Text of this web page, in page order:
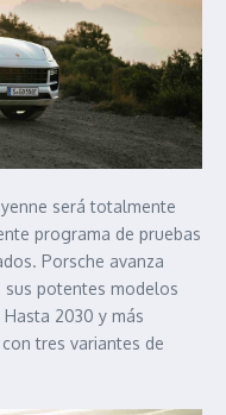
será totalmente
programa de pruebas
Porsche avanza
potentes modelos
2030 y más
tres variantes de